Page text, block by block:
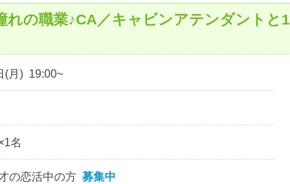
れの職業♪CA／キャビンアテンダントと1
(月) 19:00~
名
の恋活中の方 募集中